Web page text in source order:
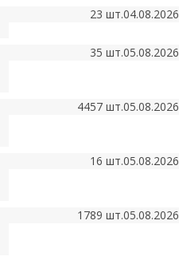
23 шт.04.08.2026
35 шт.05.08.2026
4457 шт.05.08.2026
16 шт.05.08.2026
1789 шт.05.08.2026